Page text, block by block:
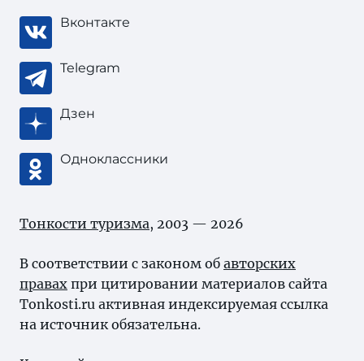
Вконтакте
Telegram
Дзен
Одноклассники
Тонкости туризма, 2003 — 2026
В соответствии с законом об авторских
правах при цитировании материалов сайта
Tonkosti.ru активная индексируемая ссылка
на источник обязательна.